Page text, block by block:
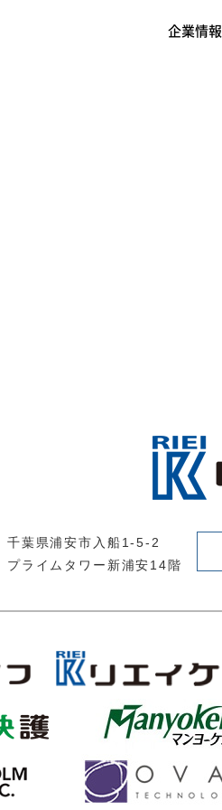
企業情報
千葉県浦安市入船1-5-2
プライムタワー新浦安14階